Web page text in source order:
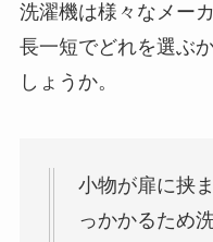
洗濯機は様々なメー
長一短でどれを選ぶ
しょうか。
小物が扉に挟
っかかるため